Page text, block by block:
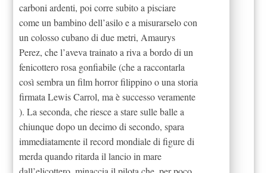
carboni ardenti, poi corre subito a pisciare
come un bambino dell’asilo e a misurarselo con
un colosso cubano di due metri, Amaurys
Perez, che l’aveva trainato a riva a bordo di un
fenicottero rosa gonfiabile (che a raccontarla
così sembra un film horror filippino o una storia
firmata Lewis Carrol, ma è successo veramente
). La seconda, che riesce a stare sulle balle a
chiunque dopo un decimo di secondo, spara
immediatamente il record mondiale di figure di
merda quando ritarda il lancio in mare